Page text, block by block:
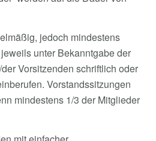
jedoch mindestens
unter Bekanntgabe der
Vorsitzenden schriftlich oder
Vorstandssitzungen
mindestens 1/3 der Mitglieder